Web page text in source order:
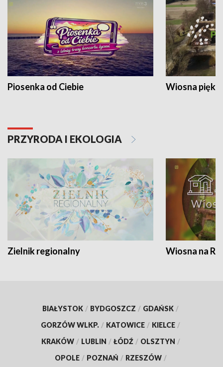
Piosenka od Ciebie Wiosna
PRZYRODA I EKOLOGIA
Zielnik regionalny Wiosna na
BIAŁYSTOK / BYDGOSZCZ / GDAŃSK /
GORZÓW WLKP. / KATOWICE / KIELCE /
KRAKÓW / LUBLIN / ŁÓDŹ / OLSZTYN /
OPOLE / POZNAŃ / RZESZÓW /